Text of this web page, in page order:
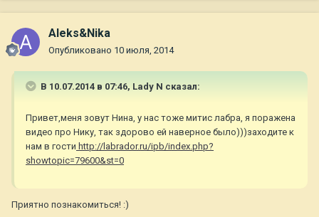
Aleks&Nika
Опубликовано 10 июля, 2014
В 10.07.2014 в 07:46, Lady N сказал:
Привет,меня зовут Нина, у нас тоже митис лабра, я поражена
видео про Нику, так здорово ей наверное было)))заходите к
нам в гости http://labrador.ru/ipb/index.php?
showtopic=79600&st=0
Приятно познакомиться! :)